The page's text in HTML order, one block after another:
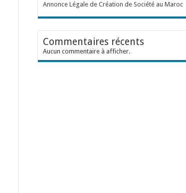
Annonce Légale de Création de Société au Maroc
Commentaires récents
Aucun commentaire à afficher.